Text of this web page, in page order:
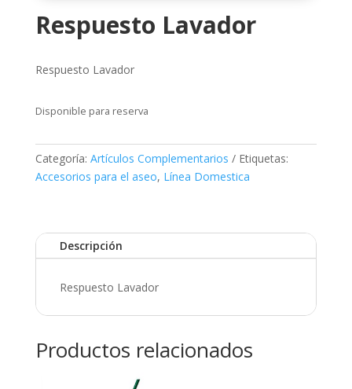
Respuesto Lavador
Respuesto Lavador
Disponible para reserva
Categoría: Artículos Complementarios
Etiquetas:
Accesorios para el aseo, Línea Domestica
Descripción
Respuesto Lavador
Productos relacionados